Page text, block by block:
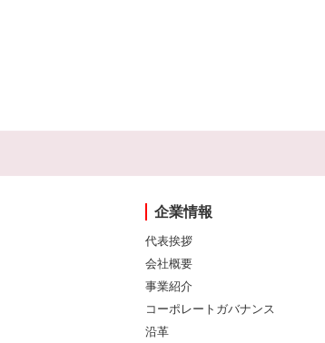
企業情報
代表挨拶
会社概要
事業紹介
コーポレートガバナンス
沿革